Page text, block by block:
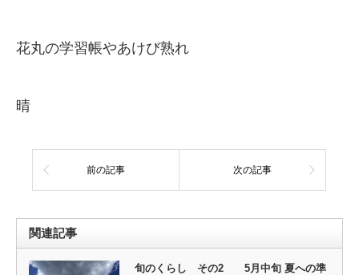
花丸の学習帳やあけび熟れ
晴
前の記事 次の記事
関連記事
旬のくらし その2 5月中旬 夏への準